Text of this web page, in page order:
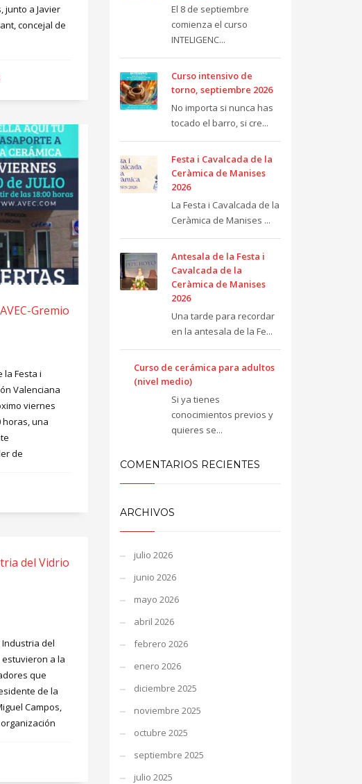
junto a Javier
concejal de
Gremio
la Festa i
Valenciana
viernes
horas, una
de
del Vidrio
Industria del
estuvieron a la
que
de la
Campos,
El 8 de septiembre
comienza el curso
INTELIGENC...
Curso intensivo de
torno, septiembre 2026
No importa si nunca has
tocado el barro, si cre...
Festa i Cavalcada de la
Ceràmica de Manises
2026
La Festa i Cavalcada de la
Ceràmica de Manises ...
Antesala de la Festa i
Cavalcada de la
Ceràmica de Manises
2026
Una tarde para recordar
en la antesala de la Fe...
Curso de cerámica para adultos
(nivel medio)
Si ya tienes
conocimientos previos y
quieres se...
COMENTARIOS RECIENTES
ARCHIVOS
julio 2026
junio 2026
mayo 2026
abril 2026
febrero 2026
enero 2026
diciembre 2025
noviembre 2025
octubre 2025
septiembre 2025
julio 2025